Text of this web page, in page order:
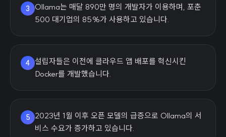
3
Ollama는 매달 890만 명의 개발자가 이용하며, 포춘
500 대기업의 85%가 사용하고 있습니다.
4 설립자들은 이전에 클라우드 앱 배포를 혁신시킨
Docker를 개발했습니다.
5
2023년 1월 이후 오픈 모델의 급증으로 Ollama의 서
비스 수요가 증가하고 있습니다.